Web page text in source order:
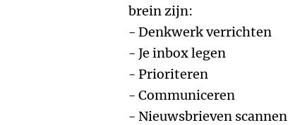
brein zijn:
- Denkwerk verrichten
- Je inbox legen
- Prioriteren
- Communiceren
- Nieuwsbrieven scannen